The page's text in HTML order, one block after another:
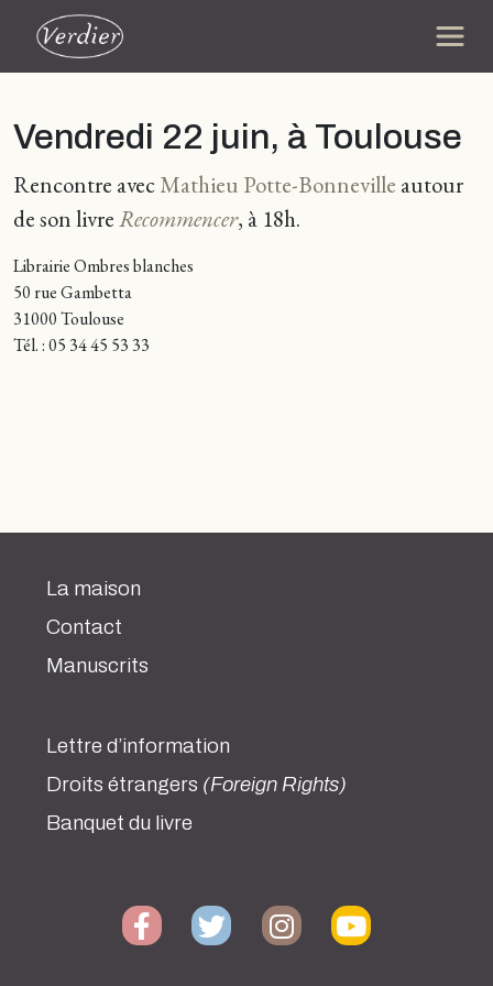
Vendredi 22 juin, à Toulouse
Rencontre avecMathieu Potte-Bonneville autour
de son livreRecommencer, à 18h.
Librairie Ombres blanches
50 rue Gambetta
31000 Toulouse
Tél. : 05 34 45 53 33
La maison
Contact
Manuscrits
Lettre d’information
Droits étrangers (Foreign Rights)
Banquet du livre